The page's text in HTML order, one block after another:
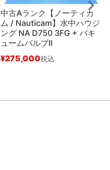
中古Aランク【ノーティカ
ム / Nauticam】水中ハウジ
ング NA D750 3FG + バキ
ュームバルブII
¥275,000税込